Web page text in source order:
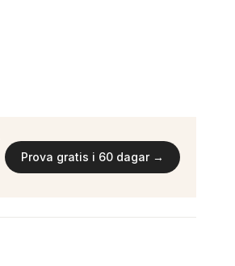
Prova gratis i 60 dagar →